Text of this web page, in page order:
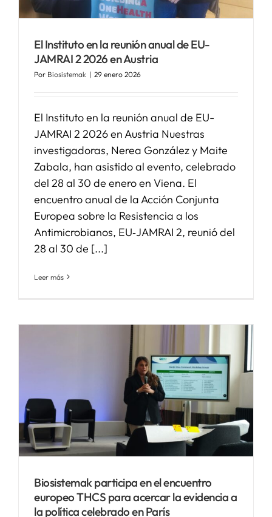
APOYO I+D+I
El Instituto en la reunión anual de EU-
JAMRAI 2 2026 en Austria
Por Biosistemak | 29 enero 2026
El Instituto en la reunión anual de EU-
JAMRAI 2 2026 en Austria Nuestras
investigadoras, Nerea González y Maite
Zabala, han asistido al evento, celebrado
del 28 al 30 de enero en Viena. El
encuentro anual de la Acción Conjunta
Europea sobre la Resistencia a los
Antimicrobianos, EU‑JAMRAI 2, reunió del
28 al 30 de [...]
Leer más
Biosistemak participa en el encuentro
europeo THCS para acercar la evidencia a
la política celebrado en París